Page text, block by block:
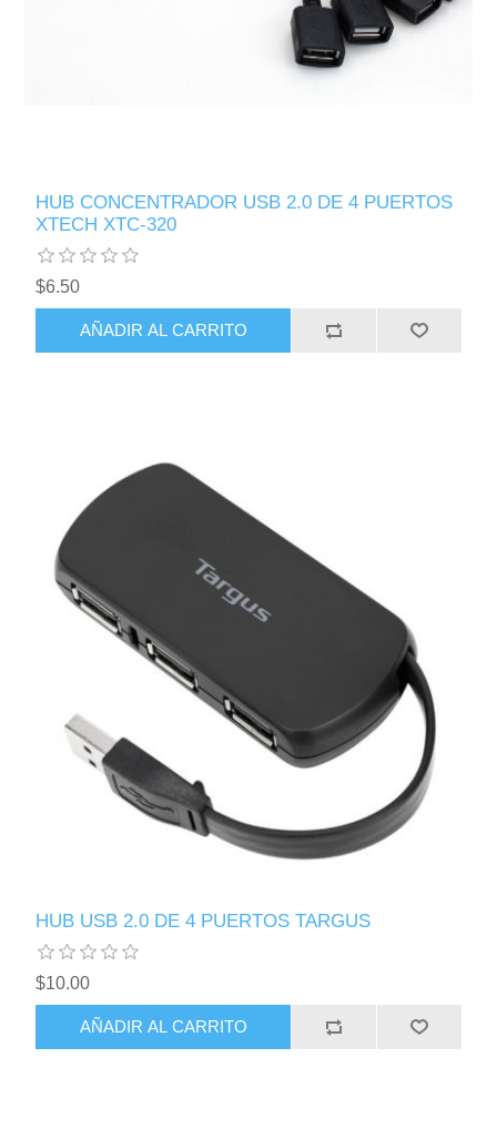
HUB CONCENTRADOR USB 2.0 DE 4 PUERTOS
XTECH XTC-320
$6.50
AÑADIR AL CARRITO
HUB USB 2.0 DE 4 PUERTOS TARGUS
$10.00
AÑADIR AL CARRITO